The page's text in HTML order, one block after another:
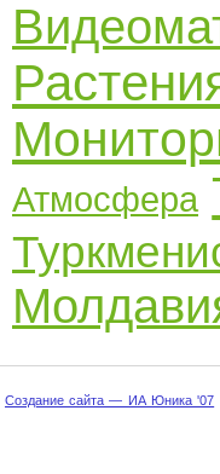
Атмосфера
Создание сайта — ИА Юника '07